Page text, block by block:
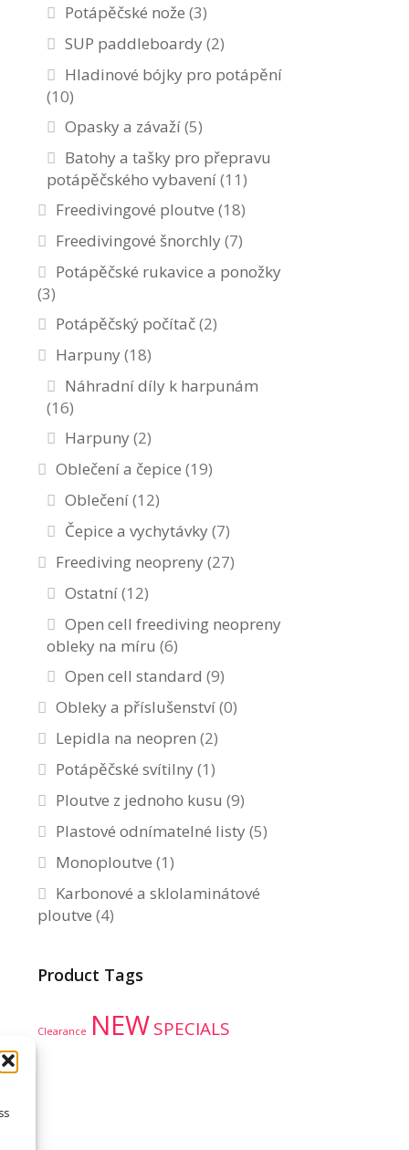
Potápěčské nože (3)
SUP paddleboardy(2)
Hladinové bójky pro potápění
(10)
Opasky a závaží(5)
Batohy a tašky pro přepravu
potápěčského vybavení(11)
Freedivingové ploutve (18)
Freedivingové šnorchly(7)
Potápěčské rukavice a ponožky
(3)
Potápěčský počítač(2)
Harpuny(18)
Náhradní díly k harpunám
(16)
Harpuny(2)
Oblečení a čepice (19)
Oblečení(12)
Čepice a vychytávky(7)
Freediving neopreny(27)
Ostatní(12)
Open cell freediving neopreny
obleky na míru (6)
Open cell standard (9)
Obleky a příslušenství(0)
Lepidla na neopren (2)
Potápěčské svítilny(1)
Ploutve z jednoho kusu (9)
Plastové odnímatelné listy(5)
Monoploutve (1)
Karbonové a sklolaminátové
ploutve (4)
Product Tags
Clearance NEWSPECIALS